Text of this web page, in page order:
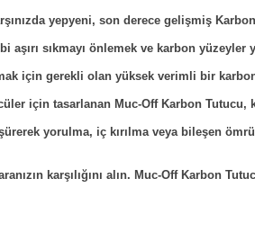
yepyeni, son derece gelişmiş
aşırı sıkmayı önlemek ve karbon yüzeyler
için gerekli olan yüksek verimli bir
için tasarlanan Muc-Off Karbon Tutucu,
yorulma, iç kırılma veya bileşen
karşılığını alın. Muc-Off Karbon